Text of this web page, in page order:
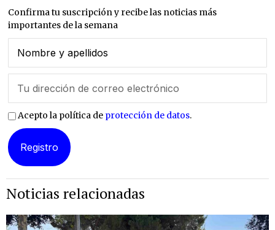
Confirma tu suscripción y recibe las noticias más
importantes de la semana
Acepto la política de protección de datos.
Noticias relacionadas